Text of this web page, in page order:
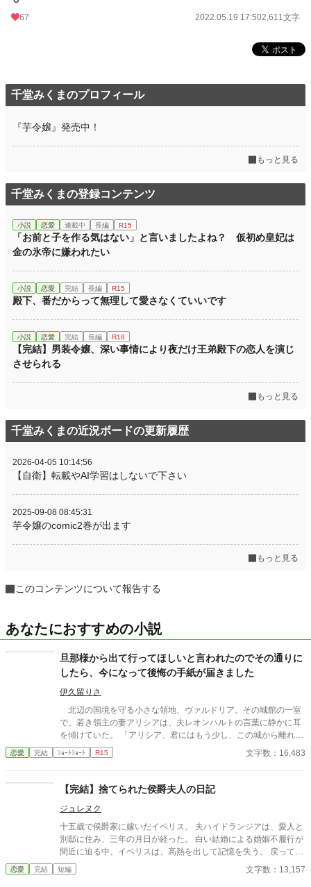
67 2022.05.19 17:502,611文字
千堂みくまのプロフィール
『芋令嬢』発売中！
もっと見る
千堂みくまの登録コンテンツ
小説 恋愛 連載中 長編 R15
「お前と子を作る気はない」と言いましたよね？ 仮初め皇妃は
金の氷帝に嫌われたい
小説 恋愛 完結 長編 R15
殿下、番だからって無理して愛さなくていいです
小説 恋愛 完結 長編 R18
【完結】男装令嬢、深い事情により夜だけ王弟殿下の恋人を演じ
させられる
もっと見る
千堂みくまの近況ボードの更新履歴
2026-04-05 10:14:56
【自衛】転載やAI学習はしないで下さい
2025-09-08 08:45:31
芋令嬢のcomic2巻が出ます
もっと見る
このコンテンツについて報告する
あなたにおすすめの小説
旦那様から出て行ってほしいと言われたのでその通りに
したら、今になって後悔の手紙が届きました
伊久留りさ
北辺の国境を守る小さな領地、ヴァルドリア。その城館の一室
で、若き領主の妻アリシアは、夫レオンハルトの言葉に静かに耳
を傾けていた。 「アリシア、君にはもう少し、この城から離れて
もらいたい」 レオンハルトの声は、いつものように低く、落ち
着いていた。しかし、その言葉の意味は、アリシアにとってあま
はどういう意味でございますか」 「つまり、この城にいないでほ
もらいたい」 アリシアは、ゆっくりと目を閉じた。指先がわず
かに震えるのを、彼女は必死に抑えていた。この男の前で、自分
が動揺している姿を見せたくなかったからだ。
恋愛 完結 ｼｮｰﾄｼｮｰﾄ R15 文字数：16,483
【完結】捨てられた侯爵夫人の日記
ジュレヌク
十五歳で侯爵家に嫁いだイベリス。 夫ハイドランジアは、愛人と
別邸に住み、三年の月日が経った。 白い結婚による婚姻不履行が
間近に迫る中、イベリスは、高熱を出して記憶を失う。 戻ってき
た夫は、妻に仕える侍女アリッサムから、いない月日の間書き綴
られた日記を手渡される。 そこには、出会った日から自分を恋し
恋愛 完結 短編 文字数：13,157